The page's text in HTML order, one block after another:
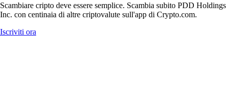
Scambiare cripto deve essere semplice. Scambia subito PDD Holdings
Inc. con centinaia di altre criptovalute sull'app di Crypto.com.
Iscriviti ora